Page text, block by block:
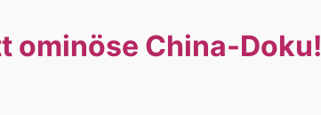
ominöse China-Doku!